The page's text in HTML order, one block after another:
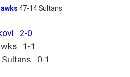
47-14 Sultans
2-0
1-1
Sultans 0-1